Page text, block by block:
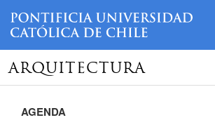
ARQUITECTURA
AGENDA